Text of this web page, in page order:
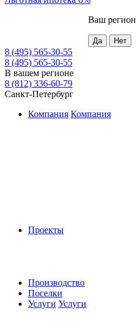
Ваш регион
8 (495) 565-30-55
8 (495) 565-30-55
В вашем регионе
8 (812) 336-60-79
Санкт-Петербург
Компания Компания
Проекты
Производство
Поселки
Услуги Услуги